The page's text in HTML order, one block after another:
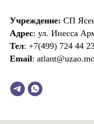
Учреждение: СП
Адрес: ул. Инесса
Тел: +7(499) 724 44
Email: